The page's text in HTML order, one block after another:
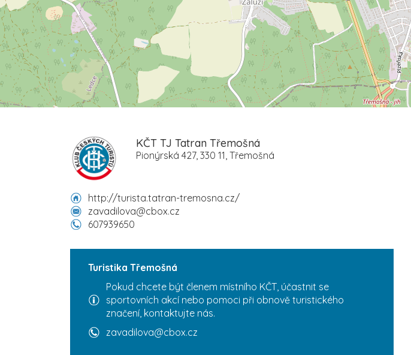
KČT TJ Tatran Třemošná
Pionýrská 427, 330 11, Třemošná
http://turista.tatran-tremosna.cz/
zavadilova@cbox.cz
607939650
Turistika Třemošná
Pokud chcete být členem místního KČT, účastnit se
sportovních akcí nebo pomoci při obnově turistického
značení, kontaktujte nás.
zavadilova@cbox.cz